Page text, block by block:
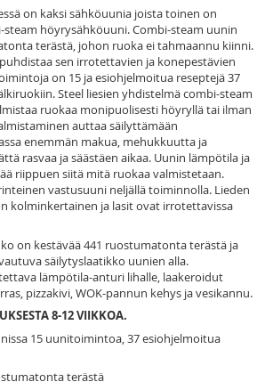
on kaksi sähköuunia joista toinen on
höyrysähköuuni. Combi-steam uunin
terästä, johon ruoka ei tahmaannu kiinni.
sen irrotettavien ja konepestävien
on 15 ja esiohjelmoitua reseptejä 37
Steel liesien yhdistelmä combi-steam
ruokaa monipuolisesti höyryllä tai ilman
auttaa säilyttämään
enemmän makua, mehukkuutta ja
rasvaa ja säästäen aikaa. Uunin lämpötila ja
riippuen siitä mitä ruokaa valmistetaan.
vastusuuni neljällä toiminnolla. Lieden
kolminkertainen ja lasit ovat irrotettavissa
on kestävää 441 ruostumatonta terästä ja
säilytyslaatikko uunien alla.
lämpötila-anturi lihalle, laakeroidut
pizzakivi, WOK-pannun kehys ja vesikannu.
8-12 VIIKKOA.
15 uunitoimintoa, 37 esiohjelmoitua
terästä